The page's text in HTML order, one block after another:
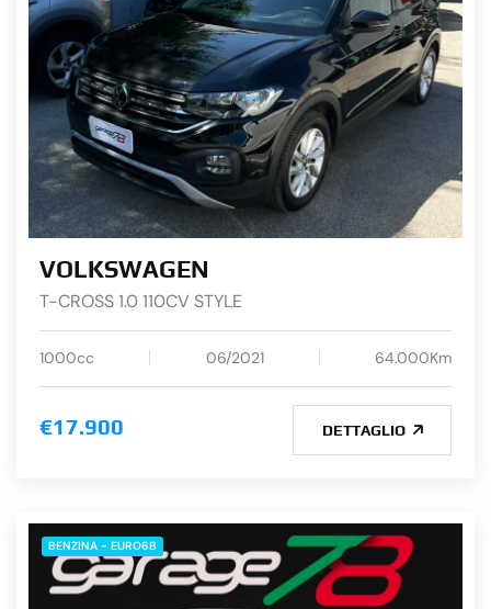
VOLKSWAGEN
T-CROSS 1.0 110CV STYLE
1000cc 06/2021 64.000Km
€17.900 DETTAGLIO
BENZINA - EURO6B